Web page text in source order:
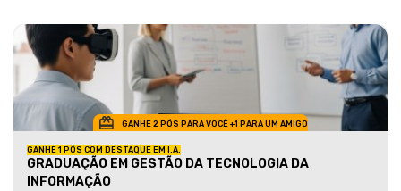
GANHE 2 PÓS PARA VOCÊ +1 PARA UM AMIGO
GANHE 1 PÓS COM DESTAQUE EM I.A.
GRADUAÇÃO EM GESTÃO DA TECNOLOGIA DA
INFORMAÇÃO